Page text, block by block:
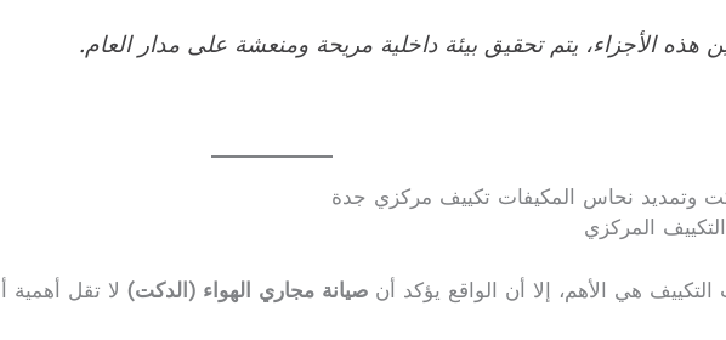
هذه الأجزاء، يتم تحقيق بيئة داخلية مريحة ومنعشة على مدار العام.
وتمديد نحاس المكيفات تكييف مركزي جدة
المركزي
هي الأهم، إلا أن الواقع يؤكد أن صيانة مجاري الهواء (الدكت) لا تقل أهمية